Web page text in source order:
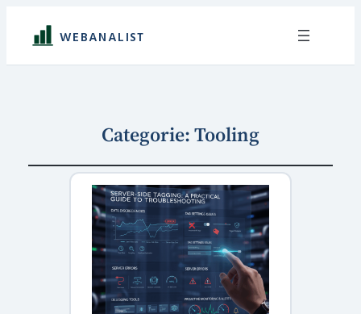
WEBANALIST
Categorie:Tooling